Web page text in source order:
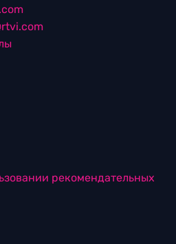
рекомендательных